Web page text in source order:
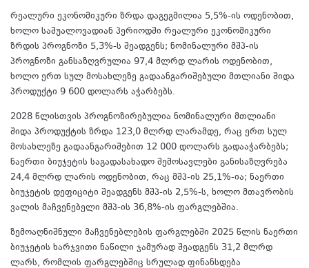
რეალური ეკონომიკური ზრდა დაგეგმილია 5,5%-ის ოდენობით,
ხოლო საშუალოვადიან პერიოდში რეალური ეკონომიკური
ზრდის პროგნოზი 5,3%-ს შეადგენს; ნომინალური მშპ-ის
პროგნოზი განსაზღვრულია 97,4 მლრდ ლარის ოდენობით,
ხოლო ერთ სულ მოსახლეზე გადაანგარიშებული მთლიანი შიდა
პროდუქტი 9 600 დოლარს აჭარბებს.
2028 წლისთვის პროგნოზირებულია ნომინალური მთლიანი
შიდა პროდუქტის ზრდა 123,0 მლრდ ლარამდე, რაც ერთ სულ
მოსახლეზე გადაანგარიშებით 12 000 დოლარს გადააჭარბებს;
ნაერთი ბიუჯეტის საგადასახადო შემოსავლები განისაზღვრება
24,4 მლრდ ლარის ოდენობით, რაც მშპ-ის 25,1%-ია; ნაერთი
ბიუჯეტის დეფიციტი შეადგენს მშპ-ის 2,5%-ს, ხოლო მთავრობის
ვალის მაჩვენებელი მშპ-ის 36,8%-ის ფარგლებშია.
ზემოაღნიშნული მაჩვენებლების ფარგლებში 2025 წლის ნაერთი
ბიუჯეტის ხარჯვითი ნაწილი ჯამურად შეადგენს 31,2 მლრდ
ლარს, რომლის ფარგლებშიც სრულად ფინანსდება